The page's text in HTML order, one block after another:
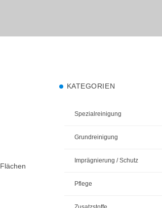
KATEGORIEN
Spezialreinigung
Grundreinigung
Imprägnierung / Schutz
Pflege